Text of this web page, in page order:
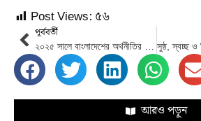
Post Views: ৫৬
পূর্ববর্তী
আরও পড়ুন